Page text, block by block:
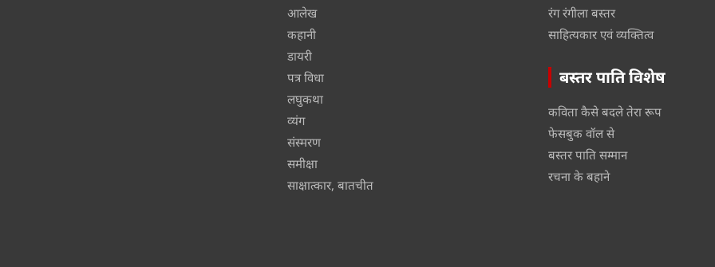
आलेख
कहानी
डायरी
पत्र विधा
लघुकथा
व्यंग
संस्मरण
समीक्षा
साक्षात्कार, बातचीत
रंग रंगीला बस्तर
साहित्यकार एवं व्यक्तित्व
बस्तर पाति विशेष
कविता कैसे बदले तेरा रूप
फेसबुक वॉल से
बस्तर पाति सम्मान
रचना के बहाने